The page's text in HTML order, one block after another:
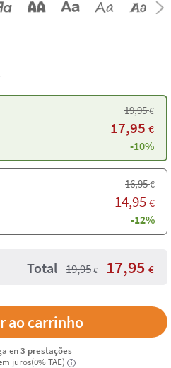
19,95€
17,95 €
-10%
16,95€
14,95 €
-12%
Total 19,95 € 17,95 €
en3 prestações
juros(0% TAE)
i